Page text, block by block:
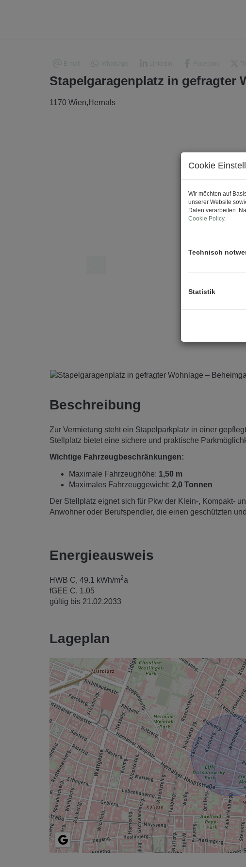
Stapelgaragenplatz in gefragter
1170 Wien,Hernals
Beschreibung
Zur Vermietung steht ein Stapelparkplatz in einer
Stellplatz bietet eine sichere und praktische
Wichtige Fahrzeugbeschränkungen:
Maximale Fahrzeughöhe: 1,50 m
Maximales Fahrzeuggewicht: 2,0 Tonnen
Der Stellplatz eignet sich für Pkw der Klein-, Kompakt-
Anwohner oder Berufspendler, die einen geschützten
Energieausweis
HWB C, 49.1 kWh/m2a
fGEE C, 1,05
gültig bis 21.02.2033
Lageplan
Cookie
Wir möchten auf
unserer Website
Daten verarbeiten.
Cookie Policy.
Technisch
Statistik